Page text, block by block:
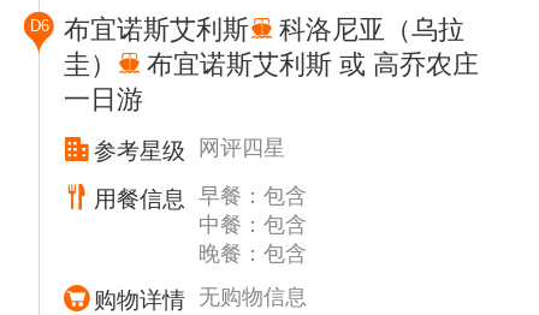
边，鸟园的大门不太显眼，很容易让人错过，
游客很难想到在这个不显眼的门里面，是如此
的别有洞天，简直是一个鸟儿的王国，鸟儿数
红色的、蓝色的、黄色的，大小各异，琳琅满
目。大金刚鹦鹉绚丽多彩，红绿、黄蓝金刚鹦
鹉是世界最大的鹦鹉，从头到尾巴尖，足有1
米长。它们是巴西的“国鸟”，巴西的钱币上都
有它们的画像。
D6 布宜诺斯艾利斯
科洛尼亚（乌拉
圭）
布宜诺斯艾利斯 或 高乔农庄
一日游
参考星级 网评四星
用餐信息
早餐：包含
中餐：包含
晚餐：包含
购物详情 无购物信息